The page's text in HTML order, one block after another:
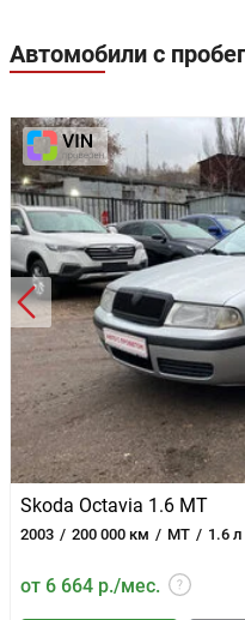
Автомобили с
Skoda Octavia 1.6 MT
2003 200 000 км MT 1.6 л
от 6 664 р./мес.